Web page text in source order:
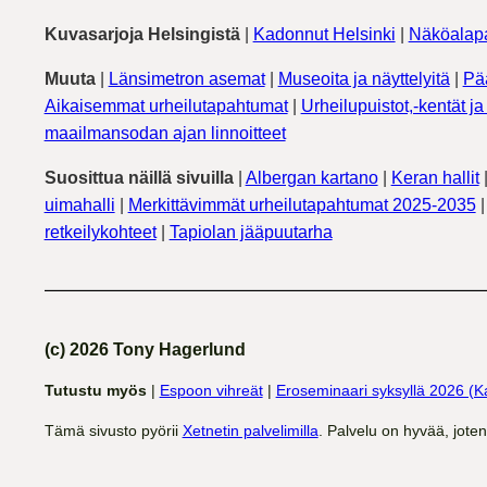
Kuvasarjoja Helsingistä| Kadonnut Helsinki
Muuta| Länsimetron asemat| Museoita ja näyttelyitä
Aikaisemmat urheilutapahtumat| Urheilupuistot,-kentät
maailmansodan ajan linnoitteet
Suosittua näillä sivuilla| Albergan kartano| Keran hallit
uimahalli
Merkittävimmät urheilutapahtumat 2025-2035
retkeilykohteet| Tapiolan jääpuutarha
(c) 2026 Tony Hagerlund
Tutustu myös| Espoon vihreät| Eroseminaari syksyllä 2026
Tämä sivusto pyörii Xetnetin palvelimilla . Palvelu on hyvää,